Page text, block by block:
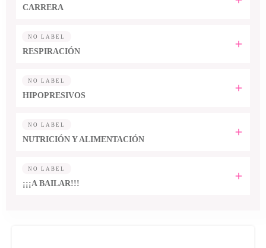
CARRERA
NO LABEL
RESPIRACIÓN
NO LABEL
HIPOPRESIVOS
NO LABEL
NUTRICIÓN Y ALIMENTACIÓN
NO LABEL
¡¡¡A BAILAR!!!